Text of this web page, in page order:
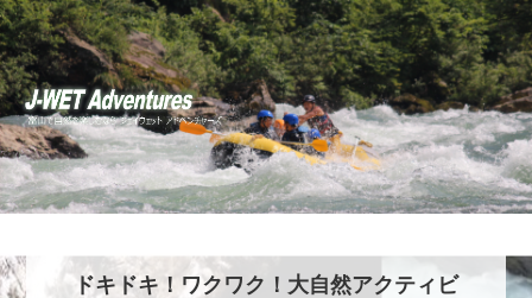
ドキドキ！ワクワク！大自然アクティビ